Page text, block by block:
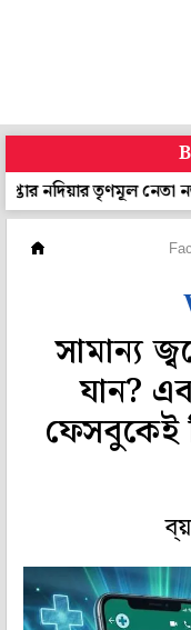
তৃণমূল নেতা নজরুল
সামান্য
যান?
ফেসবুকেই